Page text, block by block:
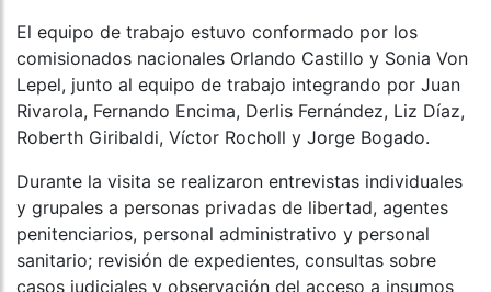
El equipo de trabajo estuvo conformado por los
comisionados nacionales Orlando Castillo y Sonia Von
Lepel, junto al equipo de trabajo integrando por Juan
Rivarola, Fernando Encima, Derlis Fernández, Liz Díaz,
Roberth Giribaldi, Víctor Rocholl y Jorge Bogado.
Durante la visita se realizaron entrevistas individuales
y grupales a personas privadas de libertad, agentes
penitenciarios, personal administrativo y personal
sanitario; revisión de expedientes, consultas sobre
casos judiciales y observación del acceso a insumos